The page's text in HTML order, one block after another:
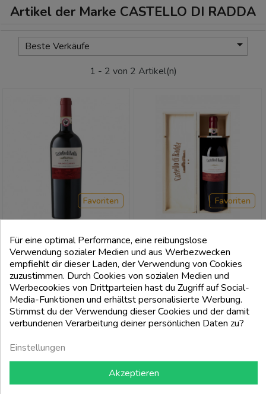
Artikel der Marke CASTELLO DI RADDA
Beste Verkäufe 
1 - 2 von 2 Artikel(n)
CASTELLO DI RADDA
Chianti Classico Docg 2019 -
Castello Di Radda
Preis
18,00 €
Favoriten
CASTELLO DI RADDA
Chianti Classico Docg 2018
Magnum 1,5L - Castello Di Radda
Preis
55,00 €
Favoriten
Für eine optimal Performance, eine reibungslose
Verwendung sozialer Medien und aus Werbezwecken
empfiehlt dir dieser Laden, der Verwendung von Cookies
zuzustimmen. Durch Cookies von sozialen Medien und
Werbecookies von Drittparteien hast du Zugriff auf Social-
Media-Funktionen und erhältst personalisierte Werbung.
Stimmst du der Verwendung dieser Cookies und der damit
verbundenen Verarbeitung deiner persönlichen Daten zu?
Einstellungen
Akzeptieren